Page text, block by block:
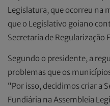
Legislatura, que ocorreu na
que o Legislativo goiano
Secretaria de Regularização
Segundo o presidente, a
problemas que os
“Por isso, decidimos criar a
Fundiária na Assembleia